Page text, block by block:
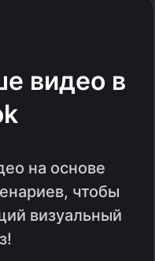
видео в
на основе
чтобы
визуальный